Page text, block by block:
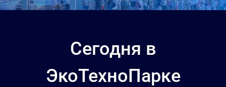
Сегодня в
ЭкоТехноПарке